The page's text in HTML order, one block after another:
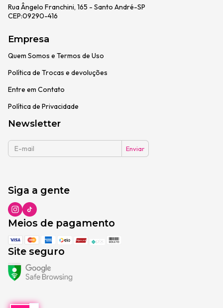
Rua Ângelo Franchini, 165 - Santo André-SP
CEP:09290-416
Empresa
Quem Somos e Termos de Uso
Política de Trocas e devoluções
Entre em Contato
Política de Privacidade
Newsletter
Siga a gente
Meios de pagamento
Site seguro